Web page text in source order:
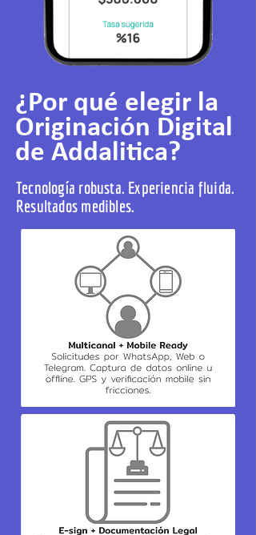
¿Por qué elegir la
Originación Digital
de Addalitica?
Tecnología robusta. Experiencia fluida.
Resultados medibles.